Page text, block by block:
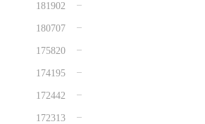
181902
180707
175820
174195
172442
172313